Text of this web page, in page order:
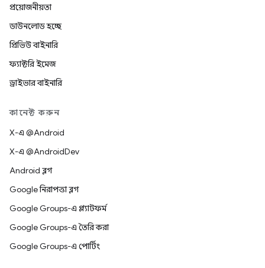
প্রয়োজনীয়তা
ডাউনলোড হচ্ছে
প্রিভিউ বাইনারি
ফ্যাক্টরি ইমেজ
ড্রাইভার বাইনারি
কানেক্ট করুন
X-এ @Android
X-এ @AndroidDev
Android ব্লগ
Google নিরাপত্তা ব্লগ
Google Groups-এ প্ল্যাটফর্ম
Google Groups-এ তৈরি করা
Google Groups-এ পোর্টিং